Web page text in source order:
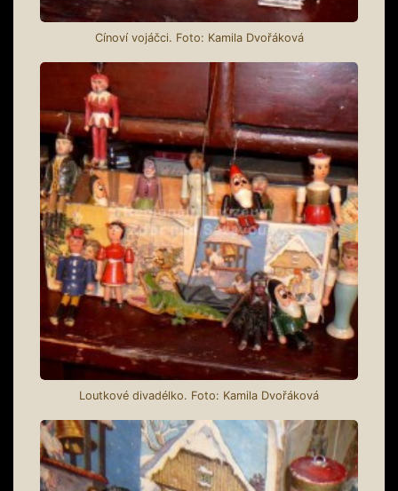
Cínoví vojáčci. Foto: Kamila Dvořáková
Loutkové divadélko. Foto: Kamila Dvořáková